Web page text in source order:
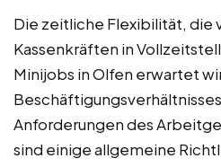
Die zeitliche Flexibilität, die
Kassenkräften in
Minijobs in Olfen erwartet
Anforderungen des
sind einige allgemeine